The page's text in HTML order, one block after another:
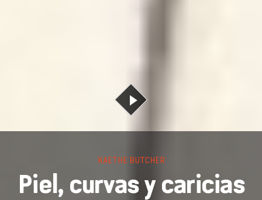
KAETHE BUTCHER
Piel, curvas y caricias